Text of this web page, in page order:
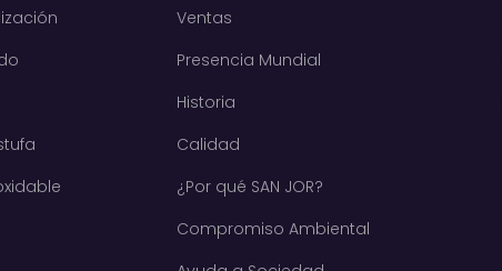
Ventas
Presencia Mundial
Historia
Calidad
¿Por qué SAN JOR?
Compromiso Ambiental